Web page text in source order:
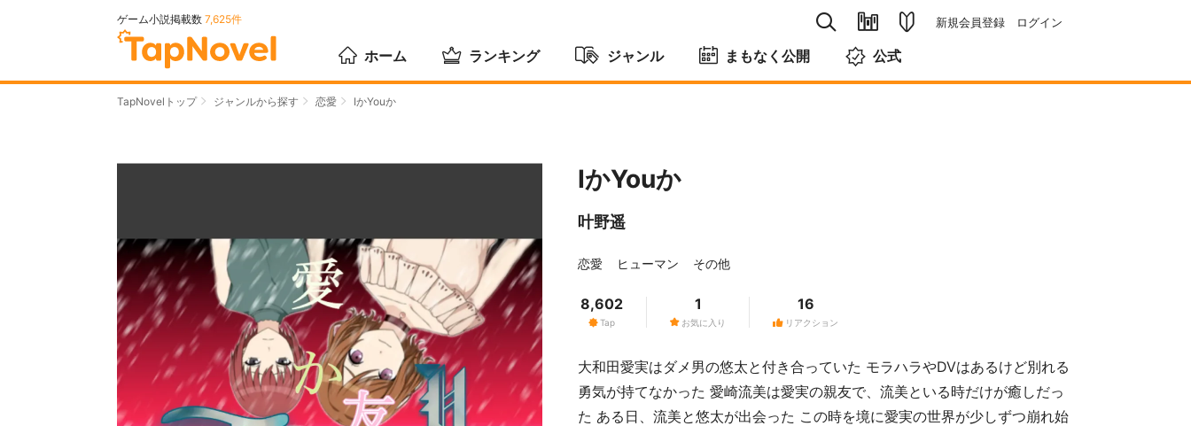
ゲーム小説掲載数 7,625件 新規会員登録 ログイン
ホーム ランキング ジャンル まもなく公開 公式
TapNovelトップ ジャンルから探す 恋愛 IかYouか
IかYouか
叶野遥
恋愛 ヒューマン その他
Tap
8,602
お気に入り
1
リアクション
16
大和田愛実はダメ男の悠太と付き合っていた モラハラやDVはあるけど別れる
勇気が持てなかった 愛崎流美は愛実の親友で、流美といる時だけが癒しだっ
た ある日、流美と悠太が出会った この時を境に愛実の世界が少しずつ崩れ始